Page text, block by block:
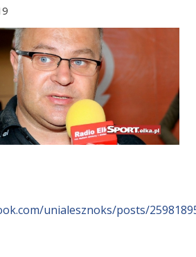
unialesznoks/posts/